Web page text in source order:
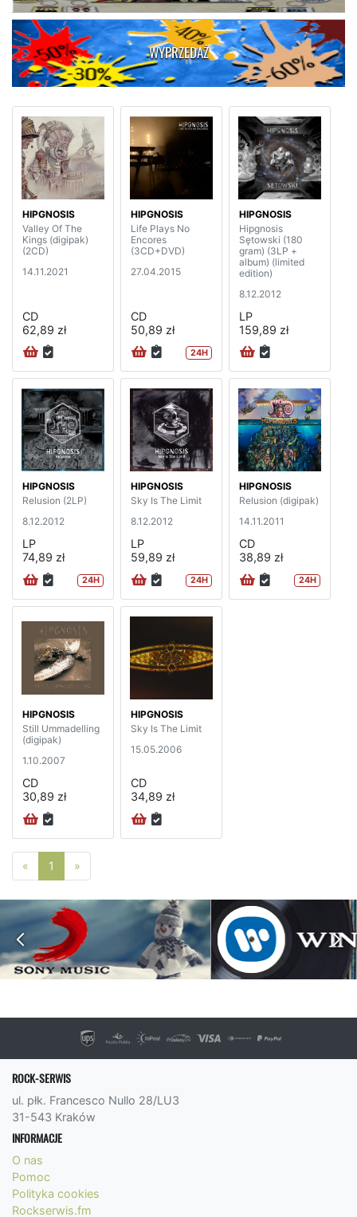
WYPRZEDAŻ
HIPGNOSIS
Valley Of The
Kings (digipak)
(2CD)
14.11.2021
CD
62,89 zł
HIPGNOSIS
Life Plays No
Encores
(3CD+DVD)
27.04.2015
CD
50,89 zł
24H
HIPGNOSIS
Hipgnosis
Sętowski (180
gram) (3LP +
album) (limited
edition)
8.12.2012
LP
159,89 zł
HIPGNOSIS
Relusion (2LP)
8.12.2012
LP
74,89 zł
24H
HIPGNOSIS
Sky Is The Limit
8.12.2012
LP
59,89 zł
24H
HIPGNOSIS
Relusion (digipak)
14.11.2011
CD
38,89 zł
24H
HIPGNOSIS
Still Ummadelling
(digipak)
1.10.2007
CD
30,89 zł
HIPGNOSIS
Sky Is The Limit
15.05.2006
CD
34,89 zł
« Poprzednia strona
1 »
ROCK-SERWIS
ul. płk. Francesco Nullo 28/LU3
31-543 Kraków
INFORMACJE
O nas
Pomoc
Polityka cookies
Rockserwis.fm